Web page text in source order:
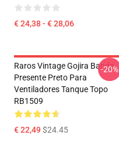
€ 24,38 - € 28,06
Raros Vintage Gojira Banda
Presente Preto Para
Ventiladores Tanque Topo
RB1509
€ 22,49$24.45
-20%